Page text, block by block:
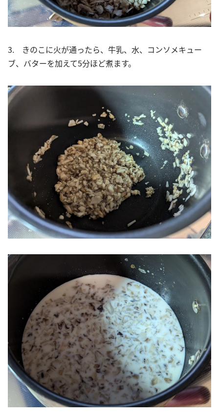
3. きのこに火が通ったら、牛乳、水、コンソメキュー
ブ、バターを加えて5分ほど煮ます。